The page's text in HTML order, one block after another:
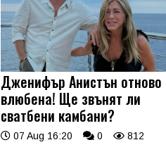
Дженифър Анистън отново
влюбена! Ще звънят ли
сватбени камбани?
07 Aug 16:20 0 812